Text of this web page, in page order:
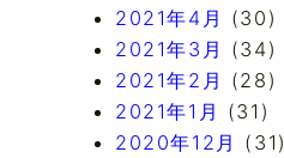
2021年4月 (30)
2021年3月 (34)
2021年2月 (28)
2021年1月 (31)
2020年12月 (31)